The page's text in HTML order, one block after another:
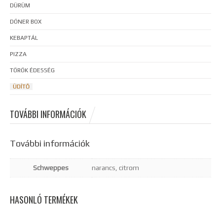
DÜRÜM
DÖNER BOX
KEBAPTÁL
PIZZA
TÖRÖK ÉDESSÉG
ÜDÍTŐ
TOVÁBBI INFORMÁCIÓK
További információk
Schweppes narancs, citrom
HASONLÓ TERMÉKEK